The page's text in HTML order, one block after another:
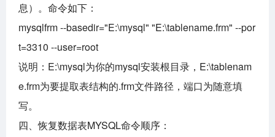
息）。命令如下：‌
mysqlfrm --basedir="E:\mysql" "E:\tablename.frm" --por
t=3310 --user=root
说明：E:\mysql为你的mysql安装根目录，E:\tablenam
e.frm为要提取表结构的.frm文件路径，端口为随意填
写。
四、恢复数据表MYSQL命令顺序：